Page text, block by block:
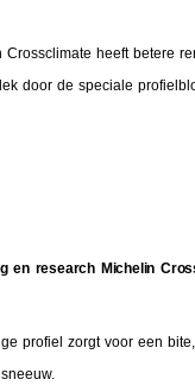
Crossclimate heeft betere
door de speciale
en research Michelin
profiel zorgt voor een